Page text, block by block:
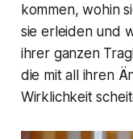
kommen, wohin
sie erleiden und
ihrer ganzen
die mit all ihren
Wirklichkeit